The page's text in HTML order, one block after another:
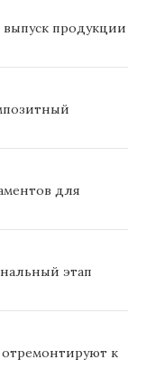
продукции
для
этап
отремонтируют к